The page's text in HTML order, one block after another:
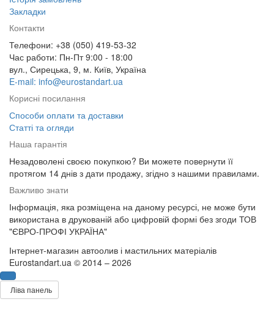
Закладки
Контакти
Телефони: +38 (050) 419-53-32
Час работи: Пн-Пт 9:00 - 18:00
вул., Сирецька, 9, м. Київ, Україна
E-mail: info@eurostandart.ua
Корисні посилання
Способи оплати та доставки
Статті та огляди
Наша гарантія
Незадоволені своєю покупкою? Ви можете повернути її
протягом 14 днів з дати продажу, згідно з нашими правилами.
Важливо знати
Інформація, яка розміщена на даному ресурсі, не може бути
використана в друкованій або цифровій формі без згоди ТОВ
"ЄВРО-ПРОФІ УКРАЇНА"
Інтернет-магазин автоолив і мастильних матеріалів
Eurostandart.ua © 2014 – 2026
Ліва панель